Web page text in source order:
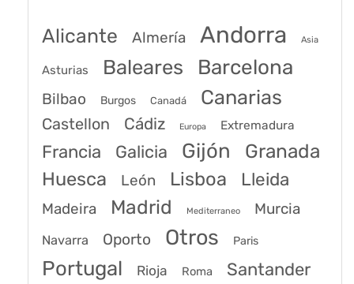
Alicante Almería Andorra Asia
Asturias Baleares Barcelona
Bilbao Burgos Canadá Canarias
Castellon Cádiz Europa Extremadura
Francia Galicia Gijón Granada
Huesca León Lisboa Lleida
Madeira Madrid Mediterraneo Murcia
Navarra Oporto Otros Paris
Portugal Rioja Roma Santander